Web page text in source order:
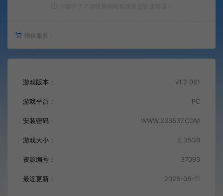
增值服务：
游戏版本： v1.2.061
游戏平台： PC
安装密码： WWW.233537.COM
游戏大小： 2.35GB
资源编号： 37093
最近更新： 2026-06-11